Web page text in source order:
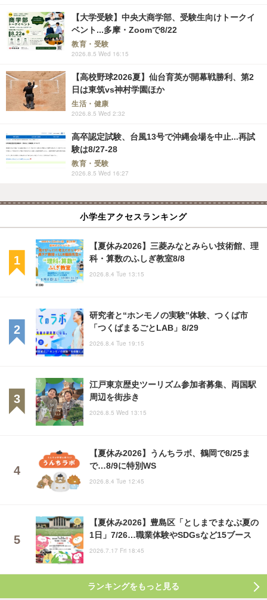
【大学受験】中央大商学部、受験生向けトークイ
ベント...多摩・Zoomで8/22
教育・受験
2026.8.5 Wed 16:15
【高校野球2026夏】仙台育英が開幕戦勝利、第2
日は東筑vs神村学園ほか
生活・健康
2026.8.5 Wed 2:32
高卒認定試験、台風13号で沖縄会場を中止...再試
験は8/27-28
教育・受験
2026.8.5 Wed 16:27
小学生アクセスランキング
【夏休み2026】三菱みなとみらい技術館、理
科・算数のふしぎ教室8/8
2026.8.4 Tue 13:15
研究者と“ホンモノの実験”体験、つくば市
「つくばまるごとLAB」8/29
2026.8.4 Tue 19:15
江戸東京歴史ツーリズム参加者募集、両国駅
周辺を街歩き
2026.8.5 Wed 13:15
【夏休み2026】うんちラボ、鶴岡で8/25ま
で…8/9に特別WS
2026.8.4 Tue 12:45
【夏休み2026】豊島区「としまでまなぶ夏の
1日」7/26…職業体験やSDGsなど15ブース
2026.7.17 Fri 18:45
ランキングをもっと見る